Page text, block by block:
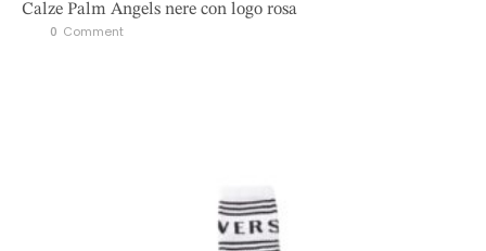
Calze Palm Angels nere con logo rosa
0 Comment